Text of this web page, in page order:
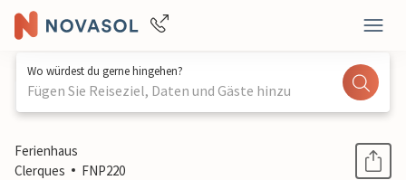
Wo würdest du gerne hingehen?
Fügen Sie Reiseziel, Daten und Gäste hinzu
1 / 33
Ferienhaus
Clerques
FNP220